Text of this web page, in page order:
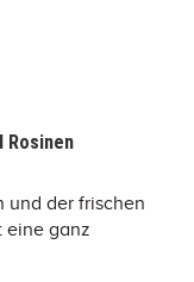
und der frischen
eine ganz